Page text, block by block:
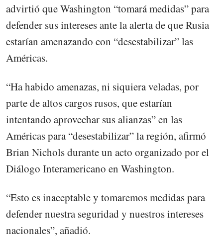
advirtió que Washington “tomará medidas” para
defender sus intereses ante la alerta de que Rusia
estarían amenazando con “desestabilizar” las
Américas.
“Ha habido amenazas, ni siquiera veladas, por
parte de altos cargos rusos, que estarían
intentando aprovechar sus alianzas” en las
Américas para “desestabilizar” la región, afirmó
Brian Nichols durante un acto organizado por el
Diálogo Interamericano en Washington.
“Esto es inaceptable y tomaremos medidas para
defender nuestra seguridad y nuestros intereses
nacionales”, añadió.